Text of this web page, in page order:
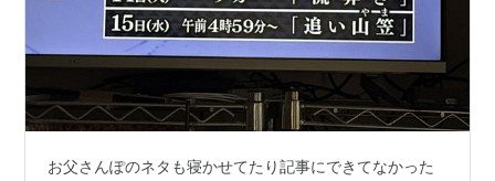
お父さんぽのネタも寝かせてたり記事にできてなかった